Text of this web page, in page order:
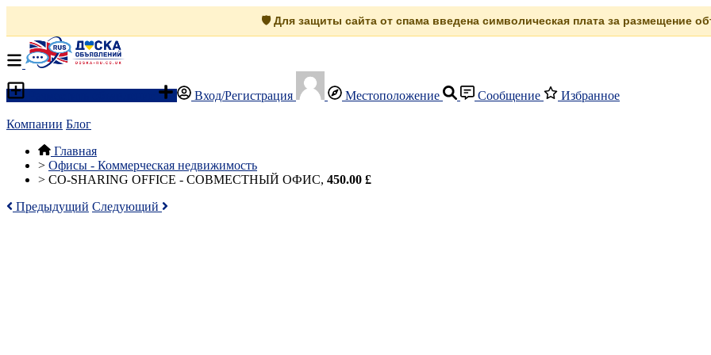
🛡️ Для защиты сайта от спама введена символическая плата за размещение
Вход/Регистрация Местоположение Сообщение Избранное
Компании Блог
Главная
> Офисы - Коммерческая недвижимость
> CO-SHARING OFFICE - СОВМЕСТНЫЙ ОФИС, 450.00 £
Предыдущий Следующий